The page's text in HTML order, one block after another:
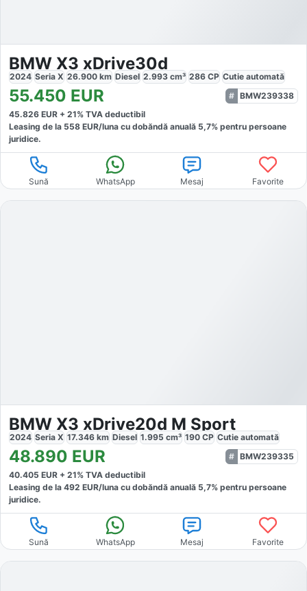
BMW X3 xDrive30d
2024 Seria X 26.900 km Diesel 2.993 cm³ 286 CP Cutie automată
55.450 EUR
BMW239338
45.826 EUR + 21% TVA deductibil
Leasing de la 558 EUR/luna cu dobăndă anuală 5,7% pentru persoane
juridice.
Sună WhatsApp Mesaj Favorite
BMW X3 xDrive20d M Sport
2024 Seria X 17.346 km Diesel 1.995 cm³ 190 CP Cutie automată
48.890 EUR
BMW239335
40.405 EUR + 21% TVA deductibil
Leasing de la 492 EUR/luna cu dobăndă anuală 5,7% pentru persoane
juridice.
Sună WhatsApp Mesaj Favorite